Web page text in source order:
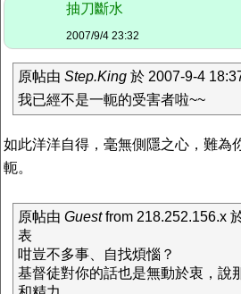
抽刀斷水
2007/9/4 23:32
原帖由 Step.King 於 2007-9-4
我已經不是一軛的受害者啦~~
如此洋洋自得，毫無側隱之心，難為
軛。
原帖由 Guestfrom 218.252.156.x
表
咁豈不多事、自找煩惱？
基督徒對你的話也是無動於衷，說